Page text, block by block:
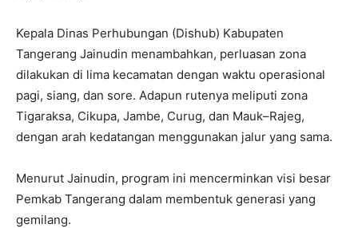
Kepala Dinas Perhubungan (Dishub) Kabupaten
Tangerang Jainudin menambahkan, perluasan zona
dilakukan di lima kecamatan dengan waktu operasional
pagi, siang, dan sore. Adapun rutenya meliputi zona
Tigaraksa, Cikupa, Jambe, Curug, dan Mauk–Rajeg,
dengan arah kedatangan menggunakan jalur yang sama.
Menurut Jainudin, program ini mencerminkan visi besar
Pemkab Tangerang dalam membentuk generasi yang
gemilang.